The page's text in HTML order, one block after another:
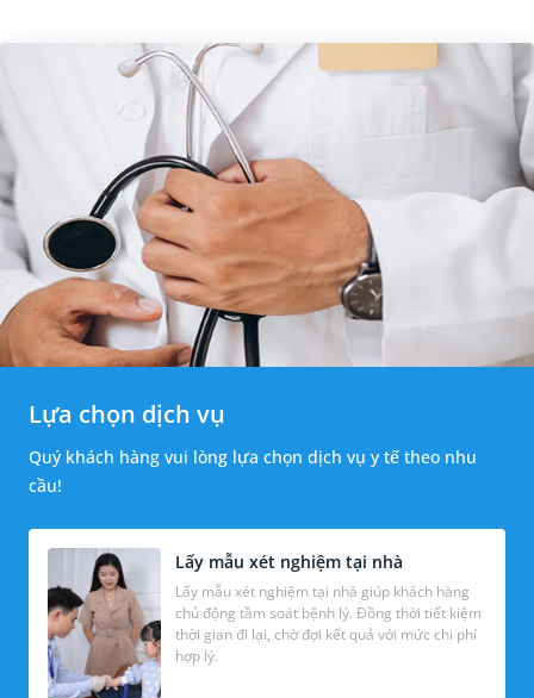
Lựa chọn dịch vụ
Quý khách hàng vui lòng lựa chọn dịch vụ y tế theo nhu
cầu!
Lấy mẫu xét nghiệm tại nhà
Lấy mẫu xét nghiệm tại nhà giúp khách hàng
chủ động tầm soát bệnh lý. Đồng thời tiết kiệm
thời gian đi lại, chờ đợi kết quả với mức chi phí
hợp lý.